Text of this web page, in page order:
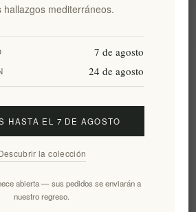
hallazgos mediterráneos.
7 de agosto
24 de agosto
HASTA EL 7 DE AGOSTO
la colección
abierta — sus pedidos se enviarán a
nuestro regreso.